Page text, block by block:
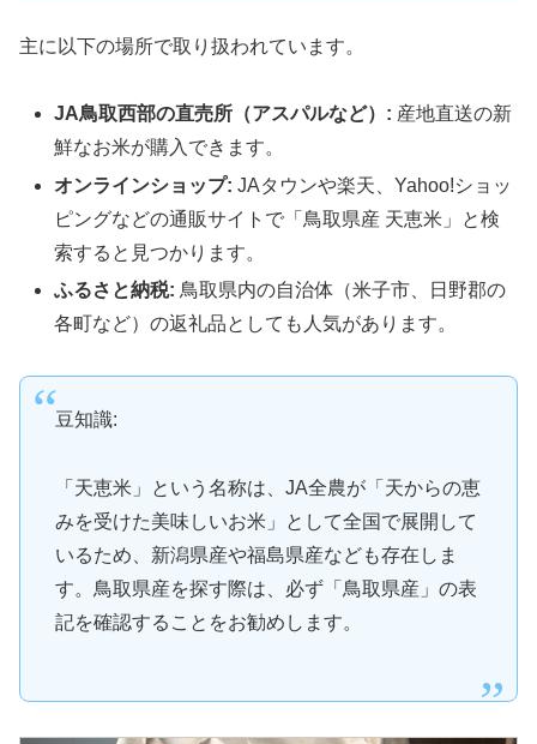
主に以下の場所で取り扱われています。
JA鳥取西部の直売所（アスパルなど）: 産地直送の新
鮮なお米が購入できます。
オンラインショップ: JAタウンや楽天、Yahoo!ショッ
ピングなどの通販サイトで「鳥取県産 天恵米」と検
索すると見つかります。
ふるさと納税: 鳥取県内の自治体（米子市、日野郡の
各町など）の返礼品としても人気があります。
豆知識:
「天恵米」という名称は、JA全農が「天からの恵
みを受けた美味しいお米」として全国で展開して
いるため、新潟県産や福島県産なども存在しま
す。鳥取県産を探す際は、必ず「鳥取県産」の表
記を確認することをお勧めします。